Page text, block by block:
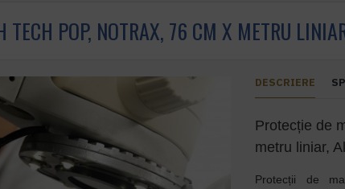
TECH POP, NOTRAX, 76 CM X METRU
DESCRIERE
Protecție de
metru liniar,
Protecții de